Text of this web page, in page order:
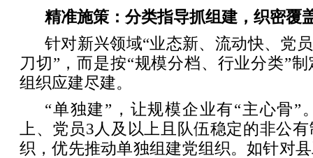
精准施策：分类指导抓组建，织密覆
针对新兴领域“业态新、流动快、党
刀切”，而是按“规模分档、行业分类”
组织应建尽建。
“单独建”，让规模企业有“主心骨”
上、党员3人及以上且队伍稳定的非公
织，优先推动单独组建党组织。如针对